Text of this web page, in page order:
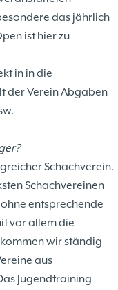
18
21.12
1
19.10 23
das jährlich
ist hier zu
in in die
der Verein Abgaben
Schachverein.
Schachvereinen
entsprechende
vor allem die
wir ständig
aus
Jugendtraining